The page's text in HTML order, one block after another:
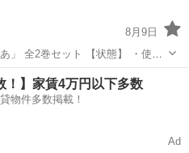
8月9日
ット 【状態】 ・使用
ない汚れなどございます ・詳細
出来かねますのでご了承願いま
ク、アニメ 現地
！】家賃4万円以下多数
物件多数掲載！
Ad